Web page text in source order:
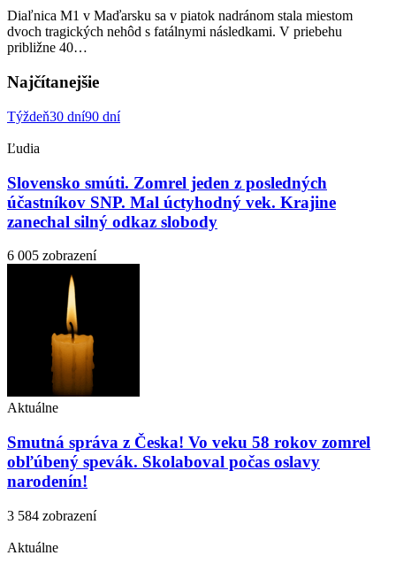
Diaľnica M1 v Maďarsku sa v piatok nadránom stala miestom
dvoch tragických nehôd s fatálnymi následkami. V priebehu
približne 40…
Najčítanejšie
Týždeň30 dní90 dní
Ľudia
Slovensko smúti. Zomrel jeden z posledných
účastníkov SNP. Mal úctyhodný vek. Krajine
zanechal silný odkaz slobody
6 005 zobrazení
Aktuálne
Smutná správa z Česka! Vo veku 58 rokov zomrel
obľúbený spevák. Skolaboval počas oslavy
narodenín!
3 584 zobrazení
Aktuálne